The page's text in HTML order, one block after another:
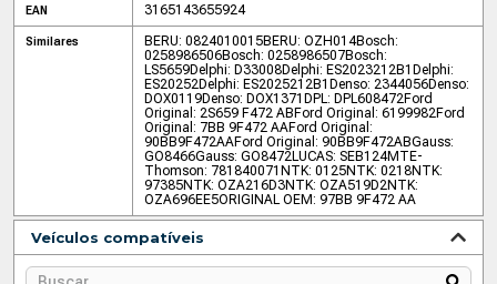
EAN 3165143655924
Similares BERU: 0824010015BERU: OZH014Bosch:
0258986506Bosch: 0258986507Bosch:
LS5659Delphi: D33008Delphi: ES2023212B1 Delphi:
ES20252Delphi: ES2025212B1 Denso: 2344056Denso:
DOX0119Denso: DOX1371 DPL: DPL608472Ford
Original: 2S659 F472 AB Ford Original: 6199982Ford
Original: 7BB 9F472 AAFord Original:
90BB9F472AAFord Original: 90BB9F472ABGauss:
GO8466Gauss: GO8472LUCAS: SEB124MTE-
Thomson: 781840071 NTK: 0125NTK: 0218NTK:
97385NTK: OZA216D3NTK: OZA519D2NTK:
OZA696EE5ORIGINAL OEM: 97BB 9F472 AA
Veículos compatíveis